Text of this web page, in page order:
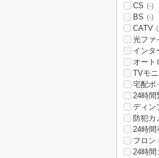
CS (-)
BS (-)
CATV
光ファ
インタ
オート
TVモ
宅配ボ
24時間
ディン
防犯カ
24時間
フロン
24時間